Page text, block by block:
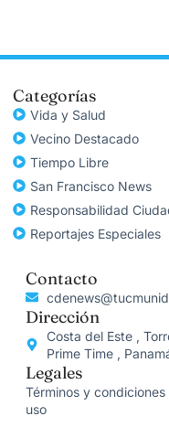
Categorías
Vida y Salud
Vecino Destacado
Tiempo Libre
San Francisco News
Responsabilidad
Reportajes Especiales
Contacto
Dirección
Costa del Este ,
Prime Time ,
Legales
Términos y condiciones
uso